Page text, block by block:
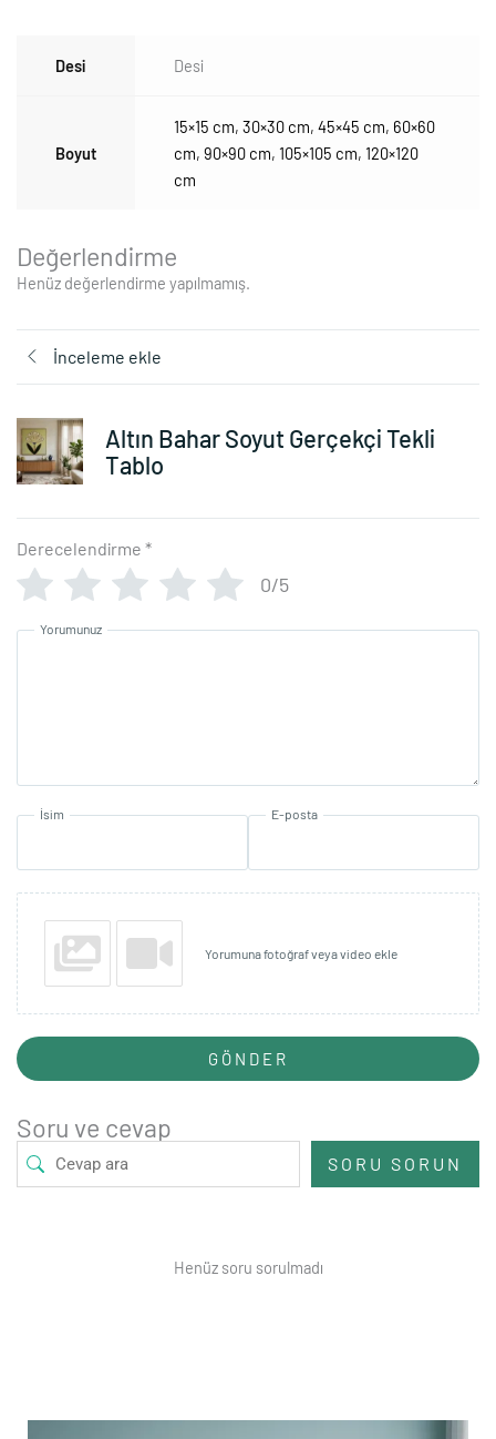
Desi Desi
Boyut
15×15 cm, 30×30 cm, 45×45 cm, 60×60
cm, 90×90 cm, 105×105 cm, 120×120
cm
Değerlendirme
Henüz değerlendirme yapılmamış.
İnceleme ekle
Altın Bahar Soyut Gerçekçi Tekli
Tablo
Derecelendirme *
0/5
Yorumunuz
İsim E-posta
Yorumuna fotoğraf veya video ekle
GÖNDER
Soru ve cevap
SORU SORUN
Henüz soru sorulmadı